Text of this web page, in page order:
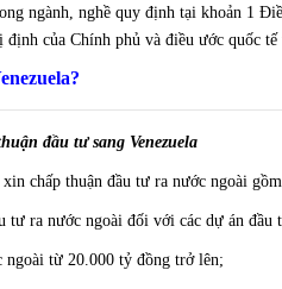
ngành, nghề quy định tại khoản 1
của Chính phủ và điều ước quốc
đầu tưsang Venezuela
chấp thuận đầu tư ra nước ngoài
tư ra nước ngoài đối với các dự án đầu
từ 20.000 tỷ đồng trở lên;